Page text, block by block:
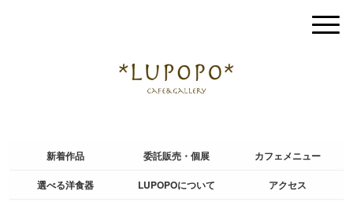
新着作品 委託販売・個展 カフェメニュー
選べる洋食器 LUPOPOについて アクセス